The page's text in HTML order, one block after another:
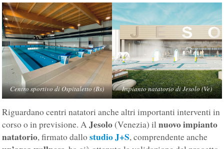
Centro sportivo di Ospitaletto (Bs) Impianto natatorio di Jesolo (Ve)
Riguardano centri natatori anche altri importanti interventi in
corso o in previsione. AJesolo(Venezia) ilnuovo impianto
natatorio, firmato dallostudio J+S, comprendente anche